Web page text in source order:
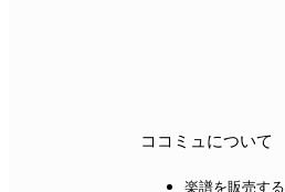
ココミュについて
楽譜を販売する